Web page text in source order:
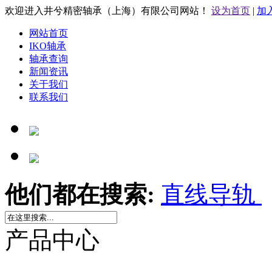
欢迎进入井兮精密轴承（上海）有限公司网站！ 设为首页 | 加
网站首页
IKO轴承
轴承查询
新闻资讯
关于我们
联系我们
他们都在搜索: 直线导轨
产品中心